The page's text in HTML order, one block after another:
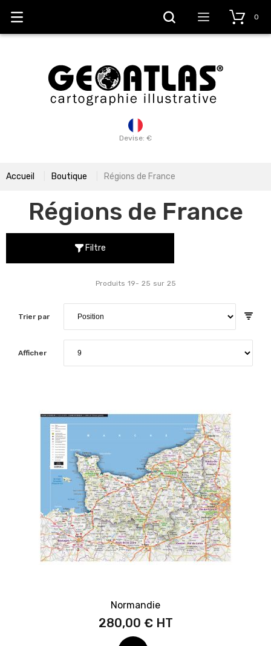
Devise: €
0
Accueil Boutique Régions de France
Régions de France
Filtre
Trier par
Produits 19- 25 sur 25
Afficher
Normandie
280,00 €